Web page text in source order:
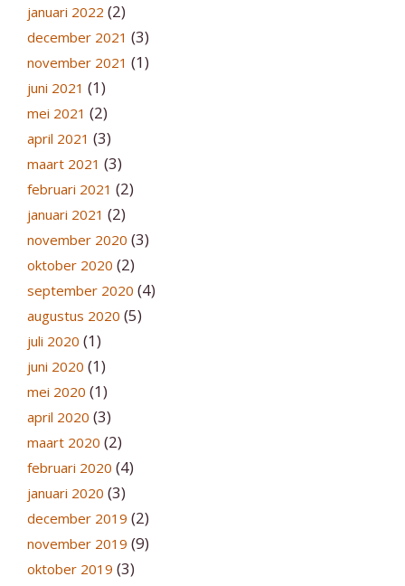
januari 2022 (2)
december 2021 (3)
november 2021 (1)
juni 2021 (1)
mei 2021 (2)
april 2021 (3)
maart 2021 (3)
februari 2021 (2)
januari 2021 (2)
november 2020 (3)
oktober 2020 (2)
september 2020 (4)
augustus 2020 (5)
juli 2020 (1)
juni 2020 (1)
mei 2020 (1)
april 2020 (3)
maart 2020 (2)
februari 2020 (4)
januari 2020 (3)
december 2019 (2)
november 2019 (9)
oktober 2019 (3)